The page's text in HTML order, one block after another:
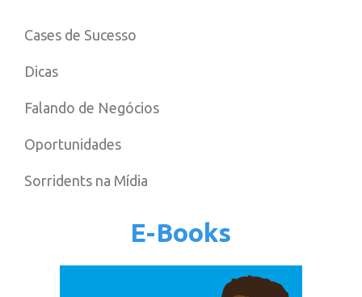
Cases de Sucesso
Dicas
Falando de Negócios
Oportunidades
Sorridents na Mídia
E-Books